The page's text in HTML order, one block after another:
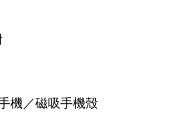
機／磁吸手機殼